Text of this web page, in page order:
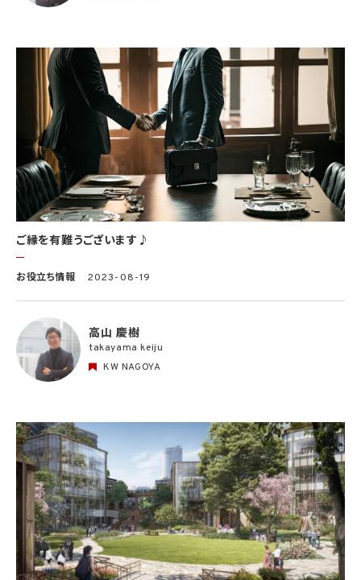
ご縁を有難うございます♪
お役立ち情報 2023-08-19
高山 慶樹
takayama keiju
KW NAGOYA